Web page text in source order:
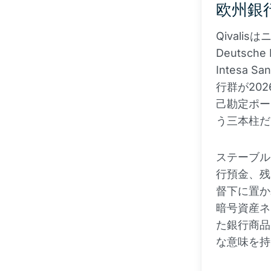
欧州銀
Qivalisは
Deutsche
Intesa
行群が
己勘定ポ
う三本柱
ステーブ
行預金、
督下に置
暗号資産
た銀行商
な意味を